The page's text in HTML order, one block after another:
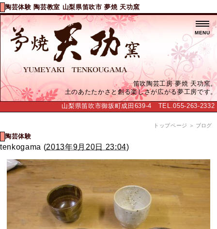
陶芸体験 陶芸教室 山梨県笛吹市 夢焼 天功窯
笛吹陶芸工房 夢焼 天功窯。
土のあたたかさと創る楽しさが広がる夢工房です。
山梨県笛吹市御坂町成田639-4 TEL.055-263-2332
MENU
トップページ ＞ ブログ
陶芸体験
tenkogama (2013年9月20日 23:04)